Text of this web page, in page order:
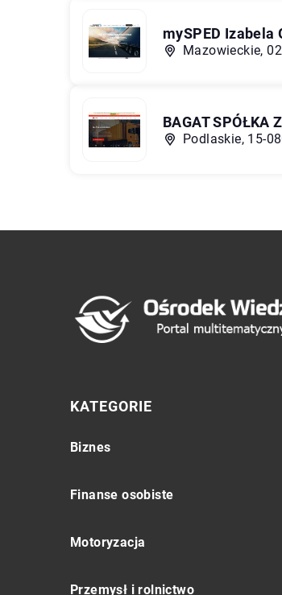
mySPED Izabela
Mazowieckie,
BAGAT SPÓŁKA
Podlaskie, 15-
KATEGORIE
Biznes
Finanse osobiste
Motoryzacja
Przemysł i rolnictwo